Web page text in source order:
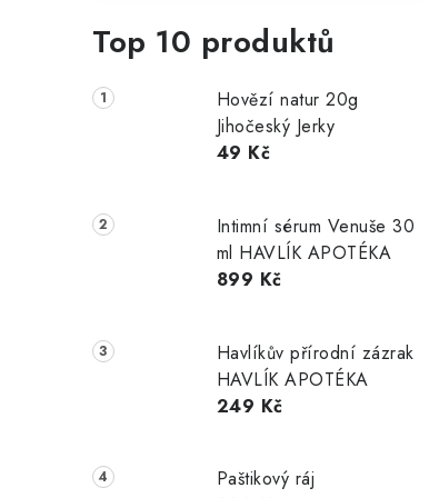
Top 10 produktů
Hovězí natur 20g
Jihočeský Jerky
49 Kč
Intimní sérum Venuše 30
ml HAVLÍK APOTÉKA
899 Kč
Havlíkův přírodní zázrak
HAVLÍK APOTÉKA
249 Kč
Paštikový ráj